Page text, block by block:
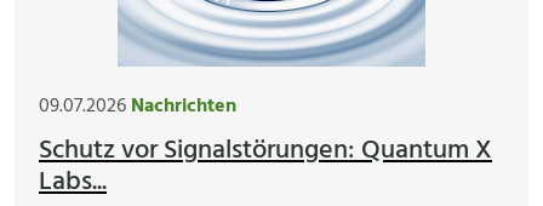
09.07.2026Nachrichten
Schutz vor Signalstörungen: Quantum X
Labs...